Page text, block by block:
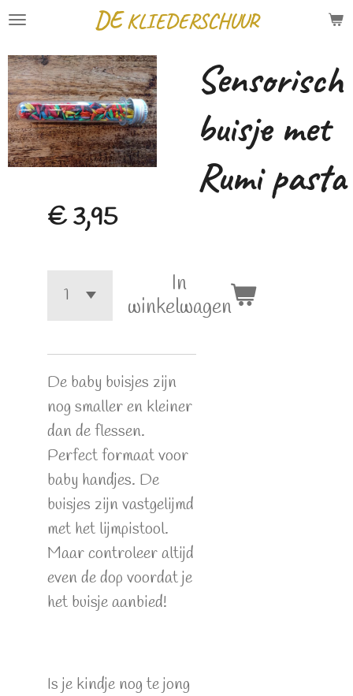
Ga
naar
de
hoofdinhoud
DEKLIEDERSCHUUR
Sensorisch
buisje met
Rumi pasta
€ 3,95
In
winkelwagen
De baby buisjes zijn
nog smaller en kleiner
dan de flessen.
Perfect formaat voor
baby handjes. De
buisjes zijn vastgelijmd
met het lijmpistool.
Maar controleer altijd
even de dop voordat je
het buisje aanbied!
Is je kindje nog te jong